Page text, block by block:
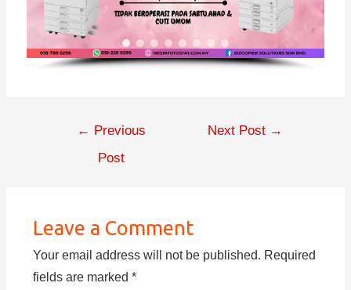
← Previous
Post
Next Post →
Leave a Comment
Your email address will not be published. Required
fields are marked *